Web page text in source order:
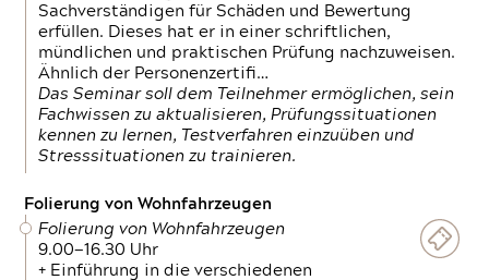
Sachverständigen für Schäden und Bewertung
erfüllen. Dieses hat er in einer schriftlichen,
mündlichen und praktischen Prüfung nachzuweisen.
Ähnlich der Personenzertifi…
Das Seminar soll dem Teilnehmer ermöglichen, sein
Fachwissen zu aktualisieren, Prüfungssituationen
kennen zu lernen, Testverfahren einzuüben und
Stresssituationen zu trainieren.
Folierung von Wohnfahrzeugen
Folierung von Wohnfahrzeugen
9.00—16.30 Uhr
+ Einführung in die verschiedenen